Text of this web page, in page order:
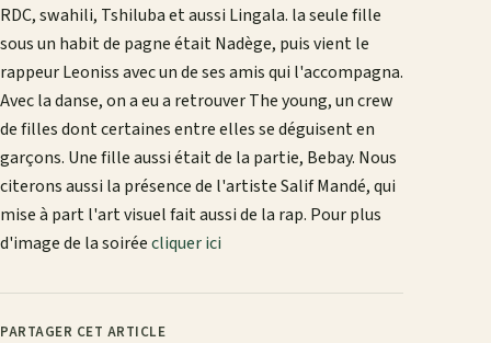
RDC, swahili, Tshiluba et aussi Lingala. la seule fille
sous un habit de pagne était Nadège, puis vient le
rappeur Leoniss avec un de ses amis qui l'accompagna.
Avec la danse, on a eu a retrouver The young, un crew
de filles dont certaines entre elles se déguisent en
garçons. Une fille aussi était de la partie, Bebay. Nous
citerons aussi la présence de l'artiste Salif Mandé, qui
mise à part l'art visuel fait aussi de la rap. Pour plus
d'image de la soiréecliquer ici
PARTAGER CET ARTICLE